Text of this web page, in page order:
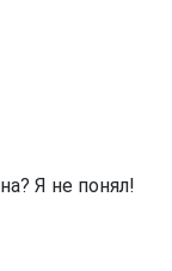
Я не понял!